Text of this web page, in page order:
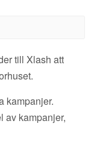
till Xlash att
kampanjer.
av kampanjer,